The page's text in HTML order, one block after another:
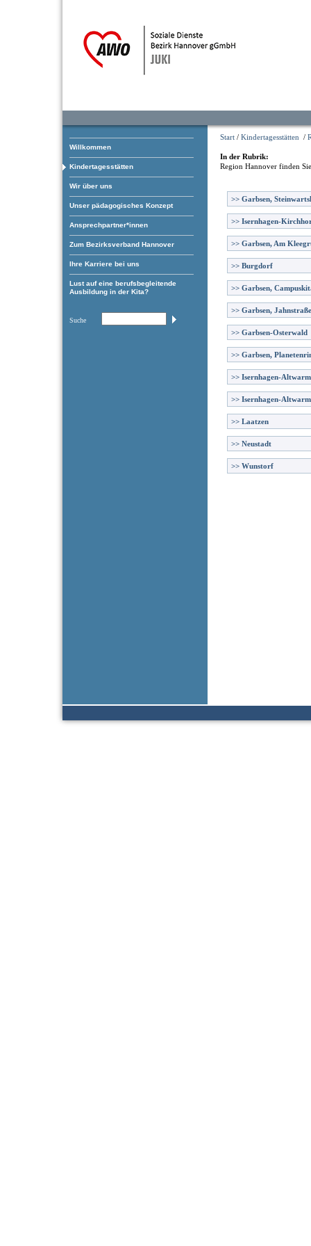
Willkommen
Kindertagesstätten
Wir über uns
Unser pädagogisches Konzept
Ansprechpartner*innen
Zum Bezirksverband Hannover
Ihre Karriere bei uns
Lust auf eine berufsbegleitende
Ausbildung in der Kita?
Suche
Start / Kindertagesstätten /
In der Rubrik:
Region Hannover finden
>> Garbsen,
>> Isernhagen-
>> Garbsen, Am
>> Burgdorf
>> Garbsen,
>> Garbsen, Jahnstraße
>> Garbsen-Osterwald
>> Garbsen,
>> Isernhagen-
>> Isernhagen-
>> Laatzen
>> Neustadt
>> Wunstorf